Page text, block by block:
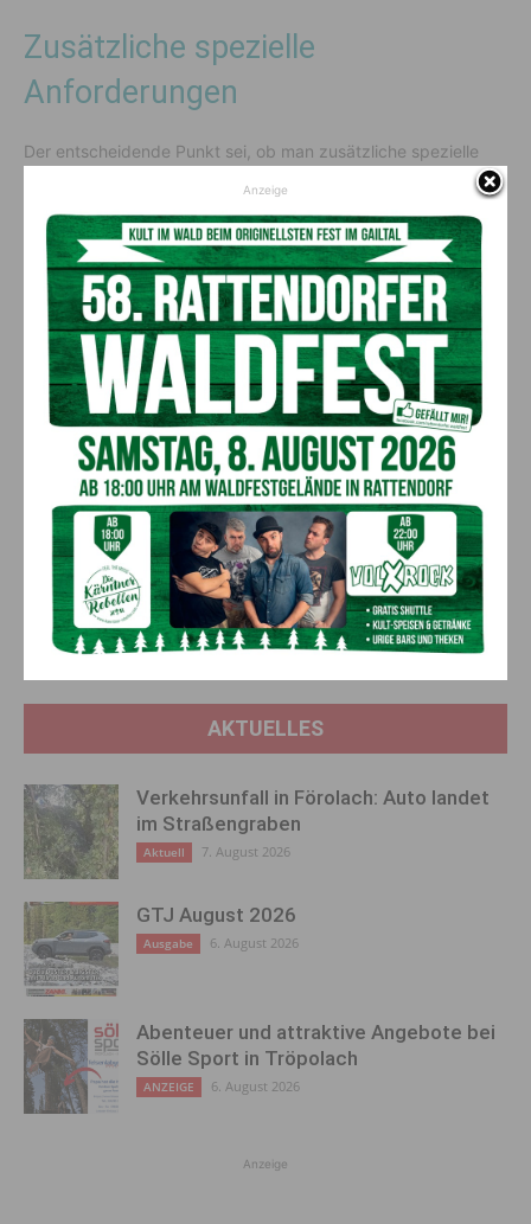
Zusätzliche spezielle
Anforderungen
Der entscheidende Punkt sei, ob man zusätzliche spezielle
Anforderungen in die neue Ausschreibung hineinschreiben will.
Damit könne man Wunschkandidaten anlocken und andere
abschrecken.„Wenn man den genauen Ausschreibungstext
kennt, kann daher jeder Insider mühelos orakeln, wer der
Favorit bzw. die Favoritin für diesen Posten ist“, meint
Dieringer.
Abschließend bedauert sie, dass die Prinzipien der
Transparenz bei der Besetzung des höchsten Postens im
Kärntner Bildungswesen zu kurz kommen.
QUELLE Aussendung Freiheitlicher Landtagsklub
Vorheriger Artikel
Gewalt an Frauen:
Landesrätinnen fordern
Bundesregierung zum Handeln
Nächster Artikel
macOS 11 Big Sur: So beheben
Sie die häufigsten Probleme
AKTUELLES
Verkehrsunfall in Förolach: Auto landet
im Straßengraben
Aktuell 7. August 2026
GTJ August 2026
Ausgabe 6. August 2026
Abenteuer und attraktive Angebote bei
Sölle Sport in Tröpolach
ANZEIGE 6. August 2026
Anzeige
Anzeige